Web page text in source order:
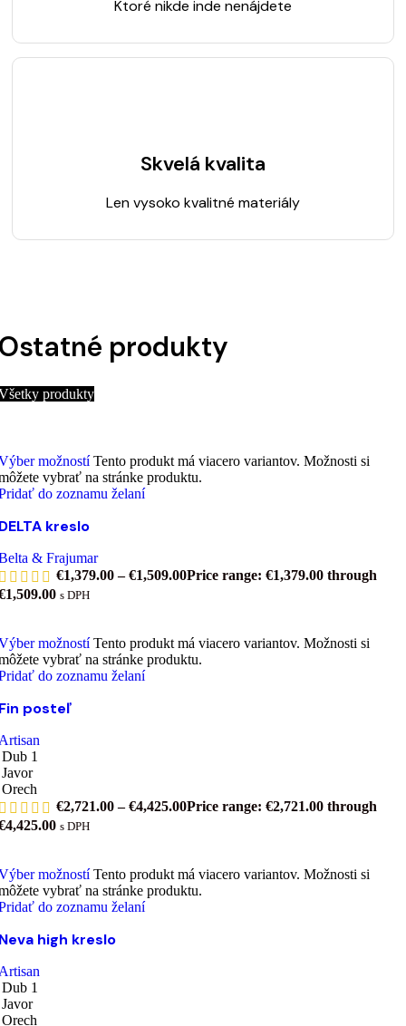
Ktoré nikde inde nenájdete
Skvelá kvalita
Len vysoko kvalitné materiály
produkty
produkty
možností Tento produkt má viacero variantov. Možnosti si
vybrať na stránke produktu.
do zoznamu želaní
kreslo
& Frajumar
€1,379.00 – €1,509.00Price range: €1,379.00 through
s DPH
možností Tento produkt má viacero variantov. Možnosti si
vybrať na stránke produktu.
do zoznamu želaní
posteľ
Dub 1
Javor
Orech
€2,721.00 – €4,425.00Price range: €2,721.00 through
s DPH
možností Tento produkt má viacero variantov. Možnosti si
vybrať na stránke produktu.
do zoznamu želaní
high kreslo
Dub 1
Javor
Orech